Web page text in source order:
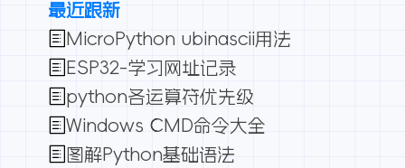
最近跟新
MicroPython ubinascii用法
ESP32-学习网址记录
python各运算符优先级
Windows CMD命令大全
图解Python基础语法